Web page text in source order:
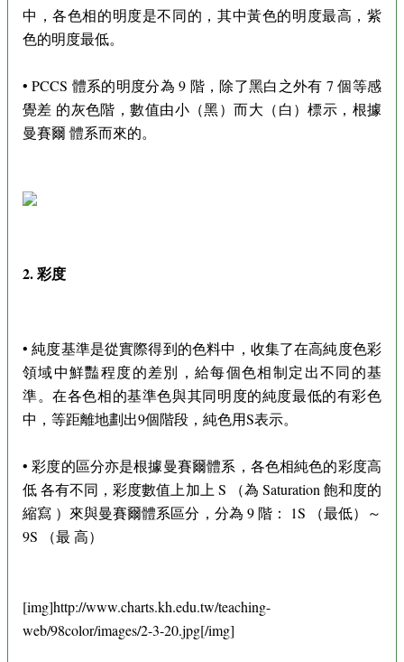
中，各色相的明度是不同的，其中黃色的明度最高，紫
色的明度最低。
• PCCS 體系的明度分為 9 階，除了黑白之外有 7 個等感
覺差 的灰色階，數值由小（黑）而大（白）標示，根據
曼賽爾 體系而來的。
2. 彩度
• 純度基準是從實際得到的色料中，收集了在高純度色彩
領域中鮮豔程度的差別，給每個色相制定出不同的基
準。在各色相的基準色與其同明度的純度最低的有彩色
中，等距離地劃出9個階段，純色用S表示。
• 彩度的區分亦是根據曼賽爾體系，各色相純色的彩度高
低 各有不同，彩度數值上加上 S （為 Saturation 飽和度的
縮寫 ）來與曼賽爾體系區分，分為 9 階： 1S （最低）～
9S （最 高）
[img]http://www.charts.kh.edu.tw/teaching-
web/98color/images/2-3-20.jpg[/img]